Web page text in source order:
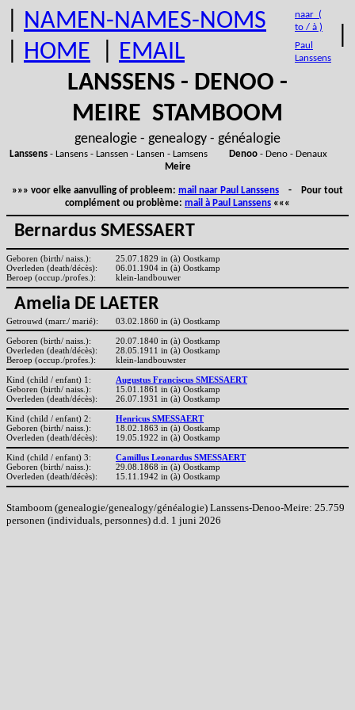
NAMEN-NAMES-NOMS
HOME EMAIL
naar (
to / à )
Paul
Lanssens
LANSSENS - DENOO -
MEIRE STAMBOOM
genealogie - genealogy - généalogie
Lanssens- Lansens - Lanssen - Lansen - Lamsens Denoo- Deno - Denaux
Meire
»»» voor elke aanvulling of probleem: mail naar Paul Lanssens - Pour tout
complément ou problème: mail à Paul Lanssens «««
Bernardus SMESSAERT
Geboren (birth/ naiss.):
25.07.1829 in (à) Oostkamp
Overleden (death/décès):
06.01.1904 in (à) Oostkamp
Beroep (occup./profes.):
klein-landbouwer
Amelia DE LAETER
Getrouwd (marr./ marié): 03.02.1860 in (à) Oostkamp
Geboren (birth/ naiss.):
20.07.1840 in (à) Oostkamp
Overleden (death/décès):
28.05.1911 in (à) Oostkamp
Beroep (occup./profes.):
klein-landbouwster
Kind (child / enfant) 1:
Augustus Franciscus SMESSAERT
Geboren (birth/ naiss.):
15.01.1861 in (à) Oostkamp
Overleden (death/décès):
26.07.1931 in (à) Oostkamp
Kind (child / enfant) 2:
Henricus SMESSAERT
Geboren (birth/ naiss.):
18.02.1863 in (à) Oostkamp
Overleden (death/décès):
19.05.1922 in (à) Oostkamp
Kind (child / enfant) 3:
Camillus Leonardus SMESSAERT
Geboren (birth/ naiss.):
29.08.1868 in (à) Oostkamp
Overleden (death/décès):
15.11.1942 in (à) Oostkamp
Stamboom (genealogie/genealogy/généalogie) Lanssens-Denoo-Meire: 25.759
personen (individuals, personnes) d.d. 1 juni 2026